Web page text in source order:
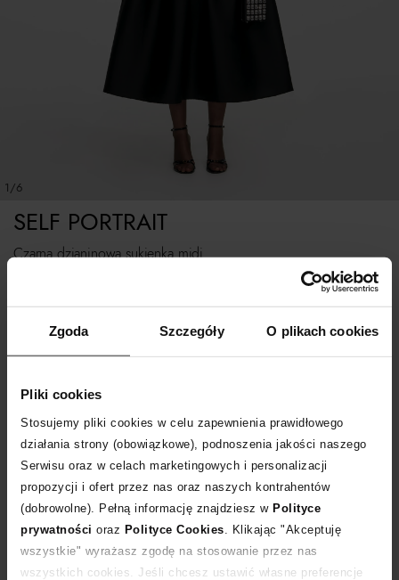
Zgoda Szczegóły O plikach cookies
Pliki cookies
Stosujemy pliki cookies w celu zapewnienia prawidłowego
działania strony (obowiązkowe), podnoszenia jakości naszego
Serwisu oraz w celach marketingowych i personalizacji
propozycji i ofert przez nas oraz naszych kontrahentów
(dobrowolne). Pełną informację znajdziesz w Polityce
prywatności oraz Polityce Cookies . Klikając "Akceptuję
wszystkie" wyrażasz zgodę na stosowanie przez nas
wszystkich cookies. Jeśli chcesz ustawić własne preferencje
1/6
Czarna dzianinowa sukienka midi
SELF PORTRAIT
Rozmiarówka standardowa. Jesteś pomiędzy? Wybierz większy rozmiar.
Tabela rozmiarów
POWIADOM O DOSTAWIE
Dostawa od 0 zł
14 dni na zwrot towaru